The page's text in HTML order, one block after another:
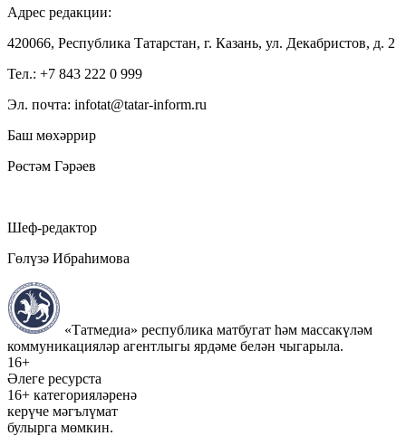
Адрес редакции:
420066, Республика Татарстан, г. Казань, ул. Декабристов, д. 2
Тел.: +7 843 222 0 999
Эл. почта: infotat@tatar-inform.ru
Баш мөхәррир
Рөстәм Гәрәев
Шеф-редактор
Гөлүзә Ибраһимова
«Татмедиа» республика матбугат һәм массакүләм
коммуникацияләр агентлыгы ярдәме белән чыгарыла.
16+
Әлеге ресурста
16+ категорияләренә
керүче мәгълүмат
булырга мөмкин.